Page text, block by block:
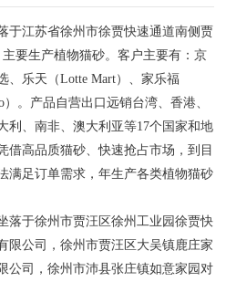
于江苏省徐州市徐贾快速通道南侧贾
要生产植物猫砂。客户主要有：京
、乐天（Lotte Mart）、家乐福
）。产品自营出口远销台湾、香港、
利、南非、澳大利亚等17个国家和地
借高品质猫砂、快速抢占市场，到目
满足订单需求，年生产各类植物猫砂
落于徐州市贾汪区徐州工业园徐贾快
限公司，徐州市贾汪区大吴镇鹿庄家
公司，徐州市沛县张庄镇如意家园对